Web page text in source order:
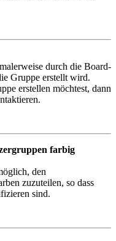
durch die Board-
Gruppe erstellt wird.
erstellen möchtest, dann
farbig
den
zuzuteilen, so dass
sind.